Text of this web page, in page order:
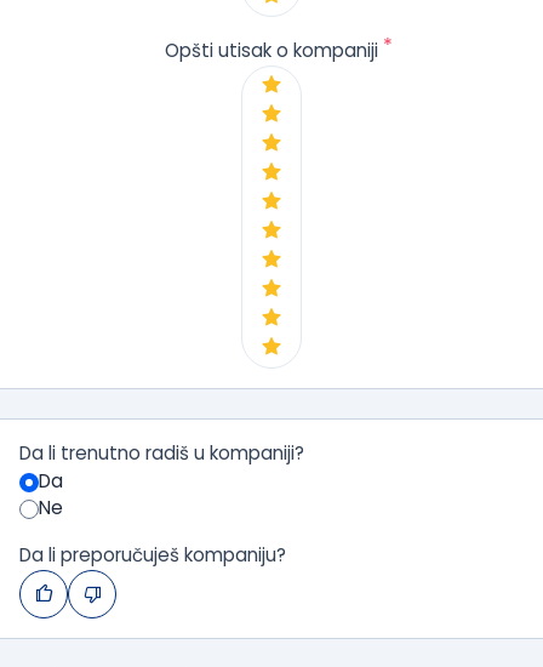
Opšti utisak o kompaniji *
Da li trenutno radiš u kompaniji?
Da
Ne
Da li preporučuješ kompaniju?